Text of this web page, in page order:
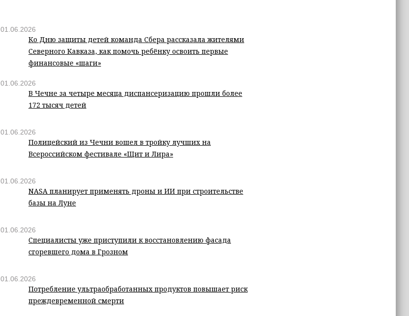
01.06.2026
Ко Дню защиты детей команда Сбера рассказала жителями
Северного Кавказа, как помочь ребёнку освоить первые
финансовые «шаги»
01.06.2026
В Чечне за четыре месяца диспансеризацию прошли более
172 тысяч детей
01.06.2026
Полицейский из Чечни вошел в тройку лучших на
Всероссийском фестивале «Щит и Лира»
01.06.2026
NASA планирует применять дроны и ИИ при строительстве
базы на Луне
01.06.2026
Специалисты уже приступили к восстановлению фасада
сгоревшего дома в Грозном
01.06.2026
Потребление ультраобработанных продуктов повышает риск
преждевременной смерти